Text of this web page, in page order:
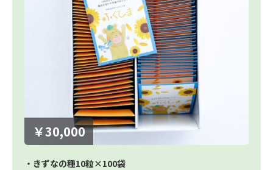
￥30,000
・きずなの種10粒×100袋